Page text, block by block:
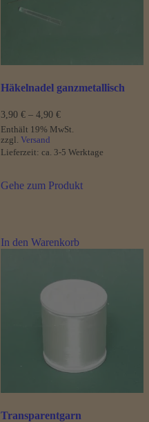
werden
Häkelnadel ganzmetallisch
3,90 € – 4,90 €Preisspanne:
3,90 €
bis
4,90 €
Enthält 19% MwSt.
zzgl. Versand
Lieferzeit: ca. 3-5 Werktage
Gehe zum Produkt
In den Warenkorb
Transparentgarn